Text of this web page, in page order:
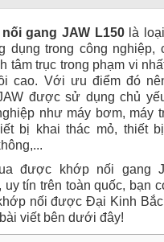
gang JAW L150là
dụng trong công nghiệp,
tâm trục trong phạm vi
cao. Với ưu điểm đó
được sử dụng chủ
như máy bơm, máy
bị khai thác mỏ, thiết
được khớp nối gang
uy tín trên toàn quốc, bạn
nối được Đại Kinh
viết bên dưới đây!